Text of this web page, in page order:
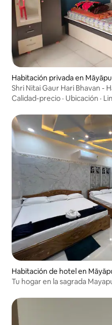
Habitación privada en
Shri Nitai Gaur Hari Bhavan -
acondicionado
Calidad-precio · Ubicación ·
Habitación de hotel en
Tu hogar en la sagrada